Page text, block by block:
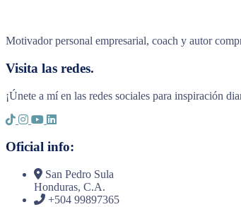
Motivador personal empresarial, coach y autor
Visita las redes.
¡Únete a mí en las redes sociales para inspiración
Oficial info:
San Pedro Sula
Honduras, C.A.
+504 99897365